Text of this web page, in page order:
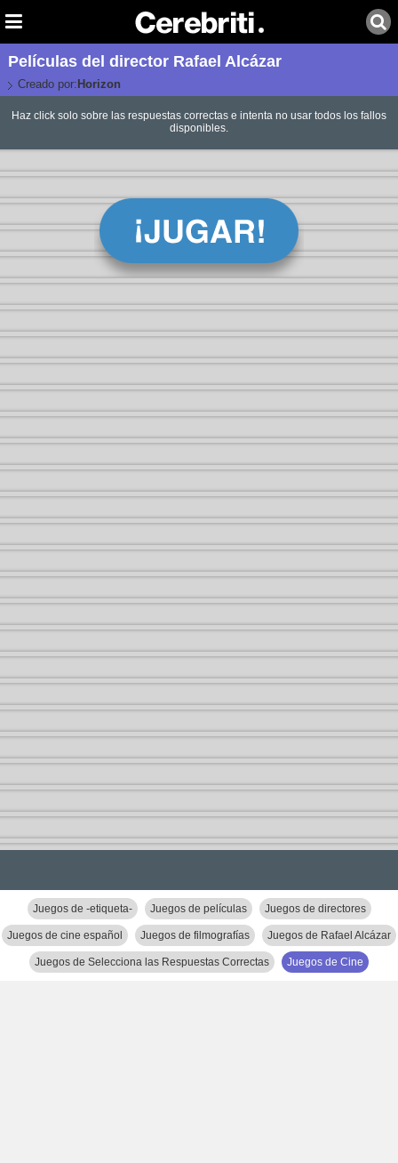
Películas del director Rafael Alcázar
Creado por: Horizon
Haz click solo sobre las respuestas correctas e intenta no usar todos los fallos
disponibles.
Juegos de -etiqueta- Juegos de películas Juegos de directores
Juegos de cine español Juegos de filmografías Juegos de Rafael Alcázar
Juegos de Selecciona las Respuestas Correctas Juegos de Cine